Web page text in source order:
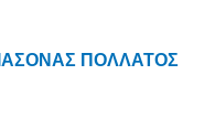
ΙΑΣΟΝΑΣ ΠΟΛΛΑΤΟΣ